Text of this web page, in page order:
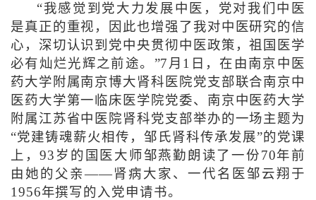
“我感觉到党大力发展中医，党对我们中医
是真正的重视，因此也增强了我对中医研究的信
心，深切认识到党中央贯彻中医政策，祖国医学
必有灿烂光辉之前途。”7月1日，在由南京中医
药大学附属南京博大肾科医院党支部联合南京中
医药大学第一临床医学院党委、南京中医药大学
附属江苏省中医院肾科党支部举办的一场主题为
“党建铸魂薪火相传，邹氏肾科传承发展”的党课
上，93岁的国医大师邹燕勤朗读了一份70年前
由她的父亲——肾病大家、一代名医邹云翔于
1956年撰写的入党申请书。